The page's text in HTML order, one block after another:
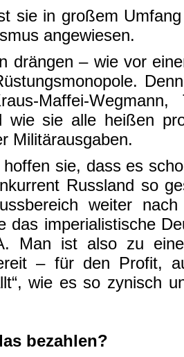
sie in großem
angewiesen.
drängen – wie vor
Maffei-
wie sie alle heißen
Militärausgaben.
sie, dass es
Russland so
weiter
das imperialistische
Man ist also zu
– für den Profit,
wie es so zynisch
bezahlen?